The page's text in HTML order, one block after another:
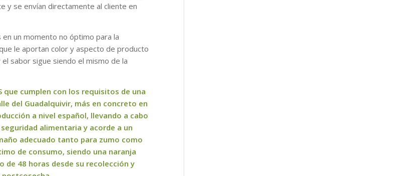
y se envían directamente al cliente en
un momento no óptimo para la
le aportan color y aspecto de producto
sabor sigue siendo el mismo de la
que cumplen con los requisitos de una
del Guadalquivir, más en concreto en
a nivel español, llevando a cabo
alimentaria y acorde a un
adecuado tanto para zumo como
de consumo, siendo una naranja
de 48 horas desde su recolección y